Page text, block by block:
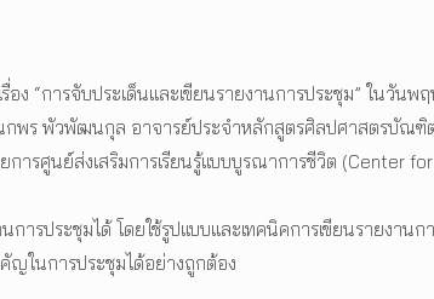
ง “การจับประเด็นและเขียนรายงานการประชุม” ใน
ร พัวพัฒนกุล อาจารย์ประจำหลักสูตรศิลปศาสตรบัณฑิ
ารศูนย์ส่งเสริมการเรียนรู้แบบบูรณาการชีวิต (Center
ารประชุมได้ โดยใช้รูปแบบและเทคนิคการเขียนรายงาน
ญในการประชุมได้อย่างถูกต้อง